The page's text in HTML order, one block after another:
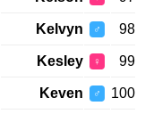
98
♂
Kelvyn
99
♀
Kesley
100
♂
Keven